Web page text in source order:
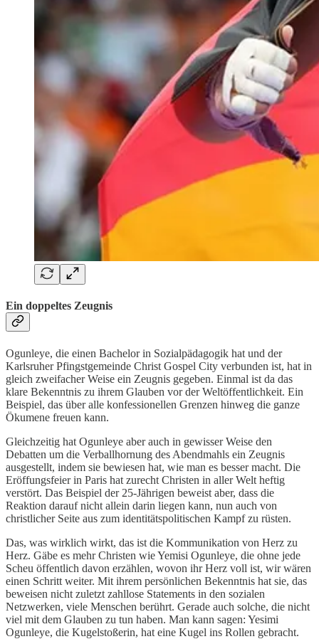
Ein doppeltes Zeugnis
Ogunleye, die einen Bachelor in Sozialpädagogik hat und der
Karlsruher Pfingstgemeinde Christ Gospel City verbunden ist, hat in
gleich zweifacher Weise ein Zeugnis gegeben. Einmal ist da das
klare Bekenntnis zu ihrem Glauben vor der Weltöffentlichkeit. Ein
Beispiel, das über alle konfessionellen Grenzen hinweg die ganze
Ökumene freuen kann.
Gleichzeitig hat Ogunleye aber auch in gewisser Weise den
Debatten um die Verballhornung des Abendmahls ein Zeugnis
ausgestellt, indem sie bewiesen hat, wie man es besser macht. Die
Eröffungsfeier in Paris hat zurecht Christen in aller Welt heftig
verstört. Das Beispiel der 25-Jährigen beweist aber, dass die
Reaktion darauf nicht allein darin liegen kann, nun auch von
christlicher Seite aus zum identitätspolitischen Kampf zu rüsten.
Das, was wirklich wirkt, das ist die Kommunikation von Herz zu
Herz. Gäbe es mehr Christen wie Yemisi Ogunleye, die ohne jede
Scheu öffentlich davon erzählen, wovon ihr Herz voll ist, wir wären
einen Schritt weiter. Mit ihrem persönlichen Bekenntnis hat sie, das
beweisen nicht zuletzt zahllose Statements in den sozialen
Netzwerken, viele Menschen berührt. Gerade auch solche, die nicht
viel mit dem Glauben zu tun haben. Man kann sagen: Yesimi
Ogunleye, die Kugelstoßerin, hat eine Kugel ins Rollen gebracht.